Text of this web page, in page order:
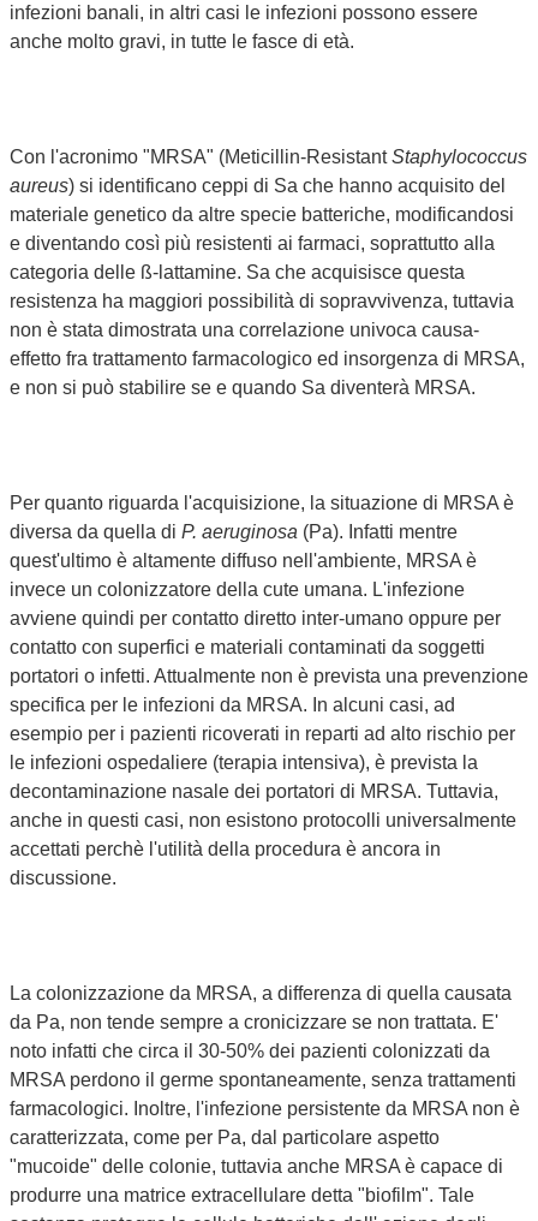
infezioni banali, in altri casi le infezioni possono essere
anche molto gravi, in tutte le fasce di età.
Con l'acronimo "MRSA" (Meticillin-ResistantStaphylococcus
aureus) si identificano ceppi di Sa che hanno acquisito del
materiale genetico da altre specie batteriche, modificandosi
e diventando così più resistenti ai farmaci, soprattutto alla
categoria delle ß-lattamine. Sa che acquisisce questa
resistenza ha maggiori possibilità di sopravvivenza, tuttavia
non è stata dimostrata una correlazione univoca causa-
effetto fra trattamento farmacologico ed insorgenza di MRSA,
e non si può stabilire se e quando Sa diventerà MRSA.
Per quanto riguarda l'acquisizione, la situazione di MRSA è
diversa da quella di P. aeruginosa (Pa). Infatti mentre
quest'ultimo è altamente diffuso nell'ambiente, MRSA è
invece un colonizzatore della cute umana. L'infezione
avviene quindi per contatto diretto inter-umano oppure per
contatto con superfici e materiali contaminati da soggetti
portatori o infetti. Attualmente non è prevista una prevenzione
specifica per le infezioni da MRSA. In alcuni casi, ad
esempio per i pazienti ricoverati in reparti ad alto rischio per
le infezioni ospedaliere (terapia intensiva), è prevista la
decontaminazione nasale dei portatori di MRSA. Tuttavia,
anche in questi casi, non esistono protocolli universalmente
accettati perchè l'utilità della procedura è ancora in
discussione.
La colonizzazione da MRSA, a differenza di quella causata
da Pa, non tende sempre a cronicizzare se non trattata. E'
noto infatti che circa il 30-50% dei pazienti colonizzati da
MRSA perdono il germe spontaneamente, senza trattamenti
farmacologici. Inoltre, l'infezione persistente da MRSA non è
caratterizzata, come per Pa, dal particolare aspetto
"mucoide" delle colonie, tuttavia anche MRSA è capace di
produrre una matrice extracellulare detta "biofilm". Tale